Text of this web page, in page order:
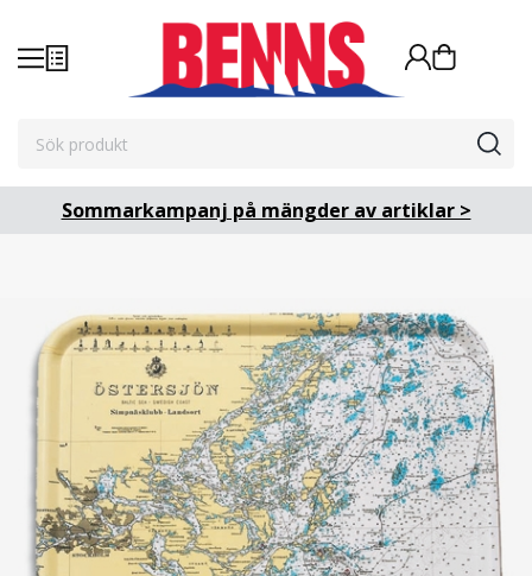
Sommarkampanj på mängder av artiklar >